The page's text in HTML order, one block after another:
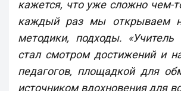
кажется, что уже сложно чем-
каждый раз мы открываем
методики, подходы. «Учитель
стал смотром достижений и
педагогов, площадкой для
источником вдохновения для